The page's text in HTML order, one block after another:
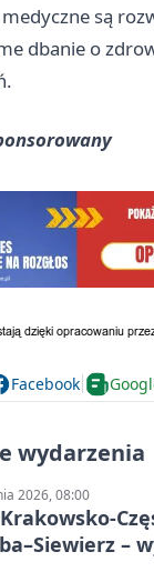
są
dbanie o
Facebook
wydarzenia
2026, 08:00
–